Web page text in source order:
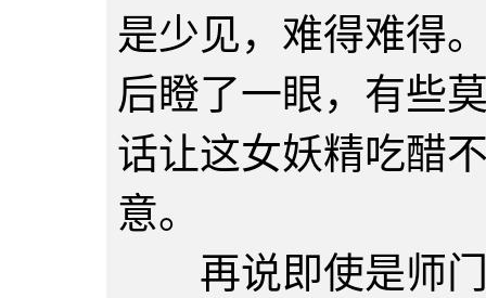
是少见，难得难得
后瞪了一眼，有些
话让这女妖精吃醋
意。
再说即使是师门